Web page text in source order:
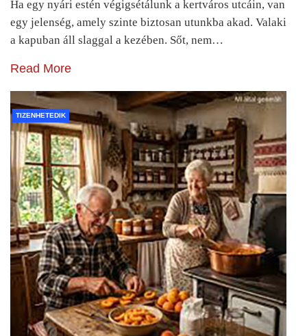
Ha egy nyári estén végigsétálunk a kertváros utcáin, van
egy jelenség, amely szinte biztosan utunkba akad. Valaki
a kapuban áll slaggal a kezében. Sőt, nem…
Read More
TIZENHETEDIK